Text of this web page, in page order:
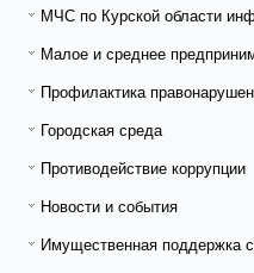
МЧС по Курской области
Малое и среднее
Профилактика
Городская среда
Противодействие коррупции
Новости и события
Имущественная поддержка